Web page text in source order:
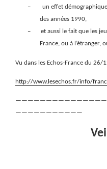
–
un effet
des années 1990,
–
et aussi le fait que les
France, ou à l’étranger,
Vu dans les Echos-France du 26/
http://www.lesechos.fr/info/
———————————